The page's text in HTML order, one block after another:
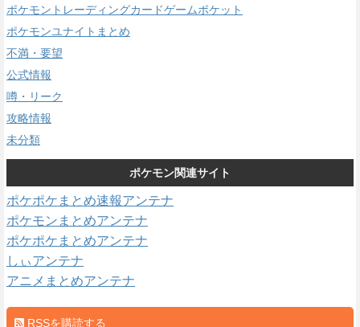
ポケモントレーディングカードゲームポケット
ポケモンユナイトまとめ
不満・要望
公式情報
噂・リーク
攻略情報
未分類
ポケモン関連サイト
ポケポケまとめ速報アンテナ
ポケモンまとめアンテナ
ポケポケまとめアンテナ
しぃアンテナ
アニメまとめアンテナ
RSSを購読する